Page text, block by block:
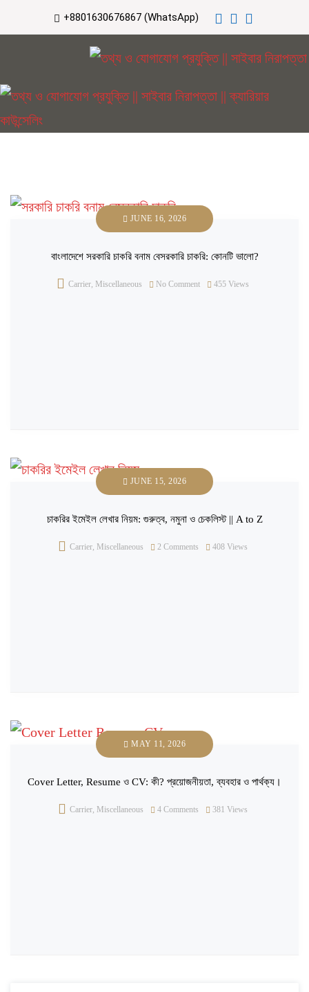
+8801630676867 (WhatsApp)
JUNE 16, 2026
বাংলাদেশে সরকারি চাকরি বনাম বেসরকারি চাকরি: কোনটি ভালো?
Carrier, Miscellaneous No Comment 455 Views
JUNE 15, 2026
চাকরির ইমেইল লেখার নিয়ম: গুরুত্ব, নমুনা ও চেকলিস্ট || A to Z
Carrier, Miscellaneous 2 Comments 408 Views
MAY 11, 2026
Cover Letter, Resume ও CV: কী? প্রয়োজনীয়তা, ব্যবহার ও পার্থক্য।
Carrier, Miscellaneous 4 Comments 381 Views